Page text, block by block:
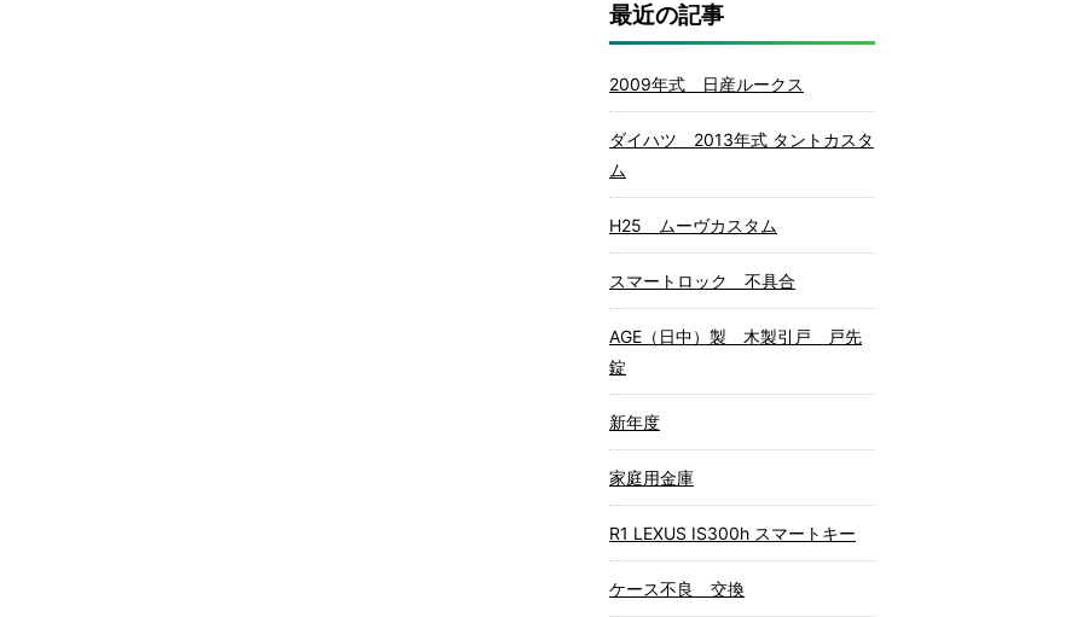
最近の記事
2009年式 日産ルークス
ダイハツ 2013年式 タントカスタ
ム
H25 ムーヴカスタム
スマートロック 不具合
AGE（日中）製 木製引戸 戸先
錠
新年度
家庭用金庫
R1 LEXUS IS300h スマートキー
ケース不良 交換